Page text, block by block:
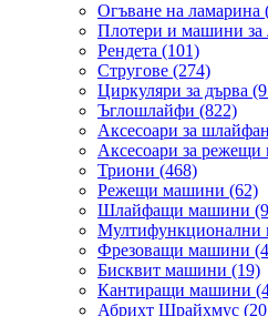
Огъване на ламарина
Плотери и машини за
Рендета (101)
Стругове (274)
Циркуляри за дърва
Ъглошлайфи (822)
Аксесоари за
Аксесоари за
Триони (468)
Режещи машини (62)
Шлайфащи машини
Мултифункционални
Фрезоващи машини
Бисквит машини (19)
Кантиращи машини
Абрихт Щрайхмус